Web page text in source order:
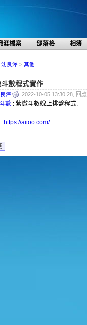
涯檔案 部落格 相簿
沈良澤 > 其他
數程式實作
澤 2022-10-05 13:30:28, 回
數 : 紫微斗數線上排盤程式.
https://aiioo.com/